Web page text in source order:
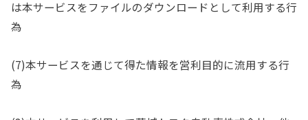
は本サービスをファイルのダウンロードとして利用する行
為
(7)本サービスを通じて得た情報を営利目的に流用する行
為